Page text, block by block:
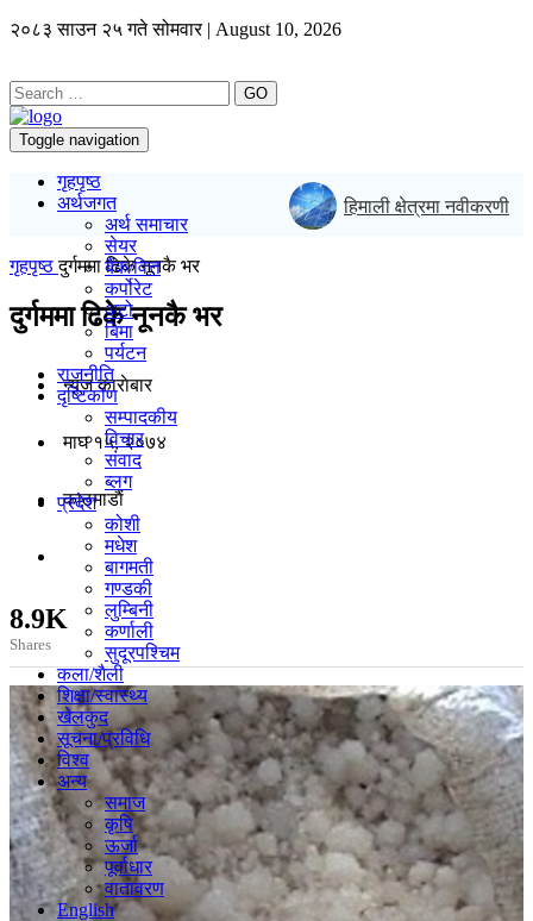
२०८३ साउन २५ गते सोमवार | August 10, 2026
GO
Toggle navigation
गृहपृष्ठ
अर्थजगत
अर्थ समाचार
सेयर
बैंक/वित्त
कर्पोरेट
अटो
बिमा
पर्यटन
राजनीति
दृष्टिकोण
सम्पादकीय
विचार
संवाद
ब्लग
प्रदेश
कोशी
मधेश
बागमती
गण्डकी
लुम्बिनी
कर्णाली
सुदूरपश्चिम
कला/शैली
शिक्षा/स्वास्थ्य
खेलकुद
सूचना/प्रविधि
विश्व
अन्य
समाज
कृषि
ऊर्जा
पूर्वाधार
वातावरण
English
हिमाली क्षेत्रमा नवीकरणीय
गृहपृष्ठदुर्गममा ढिके नूनकै भर
दुर्गममा ढिके नूनकै भर
न्यूज काराेबार
माघ १५, २०७४
काठमाडाैं
8.9K
Shares